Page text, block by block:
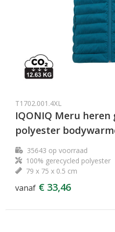
T1702.001.4XL
IQONIQ Meru heren
polyester
35643 op voorraad
100% gerecycled polyester
79 x 75 x 0.5 cm
vanaf € 33,46